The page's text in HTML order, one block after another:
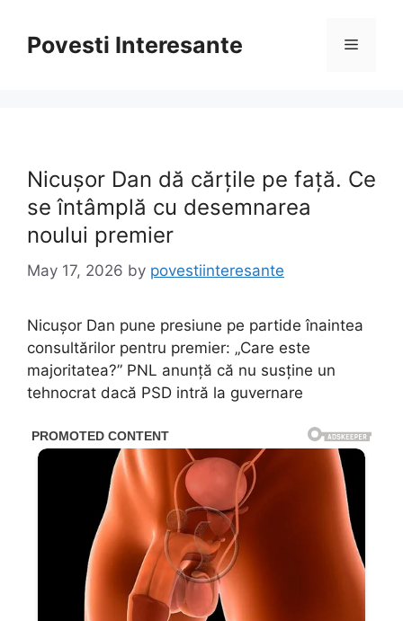
contentPovesti Interesante Menu
Nicușor Dan dă cărțile pe față. Ce
se întâmplă cu desemnarea
noului premier
May 17, 2026 by povestiinteresante
Nicușor Dan pune presiune pe partide înaintea
consultărilor pentru premier: „Care este
majoritatea?” PNL anunță că nu susține un
tehnocrat dacă PSD intră la guvernare